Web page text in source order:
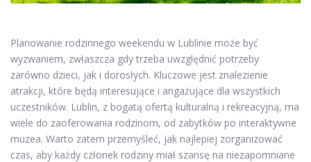
Planowanie rodzinnego weekendu w Lublinie może być
wyzwaniem, zwłaszcza gdy trzeba uwzględnić potrzeby
zarówno dzieci, jak i dorosłych. Kluczowe jest znalezienie
atrakcji, które będą interesujące i angażujące dla wszystkich
uczestników. Lublin, z bogatą ofertą kulturalną i rekreacyjną, ma
wiele do zaoferowania rodzinom, od zabytków po interaktywne
muzea. Warto zatem przemyśleć, jak najlepiej zorganizować
czas, aby każdy członek rodziny miał szansę na niezapomniane